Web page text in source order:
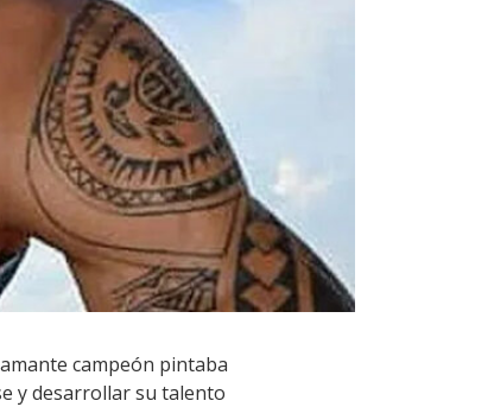
campeón pintaba
y desarrollar su talento